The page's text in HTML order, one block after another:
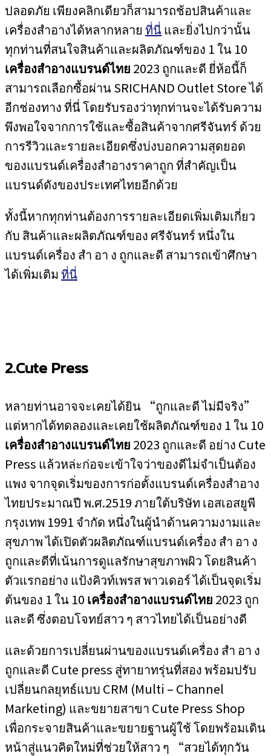
ปลอดภัย เพียงคลิกเดียวก็สามารถช้อปสินค้าและ
เครื่องสำอางได้หลากหลาย ที่นี่และยิ่งไปกว่านั้น
ทุกท่านที่สนใจสินค้าและผลิตภัณฑ์ของ 1 ใน 10
เครื่องสำอางแบรนด์ไทย 2023 ถูกและดี ยี่ห้อนี้ก็
สามารถเลือกซื้อผ่าน SRICHAND Outlet Store ได้
อีกช่องทาง ที่นี่ โดยรับรองว่าทุกท่านจะได้รับความ
พึงพอใจจากการใช้และซื้อสินค้าจากศรีจันทร์ ด้วย
การรีวิวและรายละเอียดซึ่งบ่งบอกความสุดยอด
ของแบรนด์เครื่องสำอางราคาถูก ที่สำคัญเป็น
แบรนด์ดังของประเทศไทยอีกด้วย
ทั้งนี้หากทุกท่านต้องการรายละเอียดเพิ่มเติมเกี่ยว
กับ สินค้าและผลิตภัณฑ์ของ ศรีจันทร์ หนึ่งใน
แบรนด์เครื่อง สำ อา ง ถูกและดี สามารถเข้าศึกษา
ได้เพิ่มเติมที่นี่
2.Cute Press
หลายท่านอาจจะเคยได้ยิน “ถูกและดี ไม่มีจริง”
แต่หากได้ทดลองและเคยใช้ผลิตภัณฑ์ของ 1 ใน 10
เครื่องสำอางแบรนด์ไทย 2023 ถูกและดี อย่าง Cute
Press แล้วหล่ะก่อจะเข้าใจว่าของดีไม่จำเป็นต้อง
แพง จากจุดเริ่มของการก่อตั้งแบรนด์เครื่องสำอาง
ไทยประมาณปี พ.ศ.2519 ภายใต้บริษัท เอสเอสยูพี
กรุงเทพ 1991 จำกัด หนึ่งในผู้นำด้านความงามและ
สุขภาพ ได้เปิดตัวผลิตภัณฑ์แบรนด์เครื่อง สำ อา ง
ถูกและดีที่เน้นการดูแลรักษาสุขภาพผิว โดยสินค้า
ตัวแรกอย่าง แป้งคิวท์เพรส พาวเดอร์ ได้เป็นจุดเริ่ม
ต้นของ 1 ใน 10 เครื่องสำอางแบรนด์ไทย 2023 ถูก
และดี ซึ่งตอบโจทย์สาว ๆ สาวไทยได้เป็นอย่างดี
และด้วยการเปลี่ยนผ่านของแบรนด์เครื่อง สำ อา ง
ถูกและดี Cute press สู่ทายาทรุ่นที่สอง พร้อมปรับ
เปลี่ยนกลยุทธ์แบบ CRM (Multi – Channel
Marketing) และขยายสาขา Cute Press Shop
เพื่อกระจายสินค้าและขยายฐานผู้ใช้ โดยพร้อมเดิน
หน้าสู่แนวคิดใหม่ที่ช่วยให้สาว ๆ “สวยได้ทุกวัน